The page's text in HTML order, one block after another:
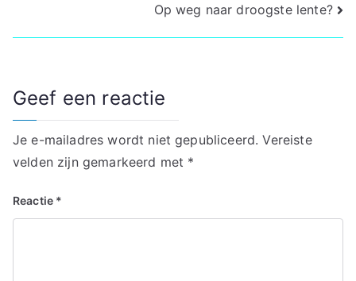
Op weg naar droogste lente?
Geef een reactie
Je e-mailadres wordt niet gepubliceerd. Vereiste
velden zijn gemarkeerd met *
Reactie *